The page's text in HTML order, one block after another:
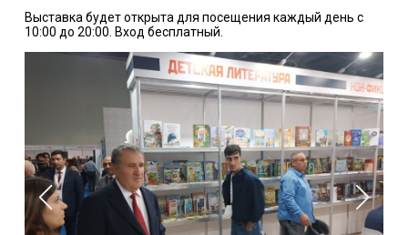
Выставка будет открыта для посещения каждый день с
10:00 до 20:00. Вход бесплатный.